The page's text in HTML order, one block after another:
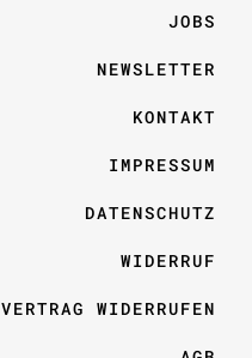
JOBS
NEWSLETTER
KONTAKT
IMPRESSUM
DATENSCHUTZ
WIDERRUF
VERTRAG WIDERRUFEN